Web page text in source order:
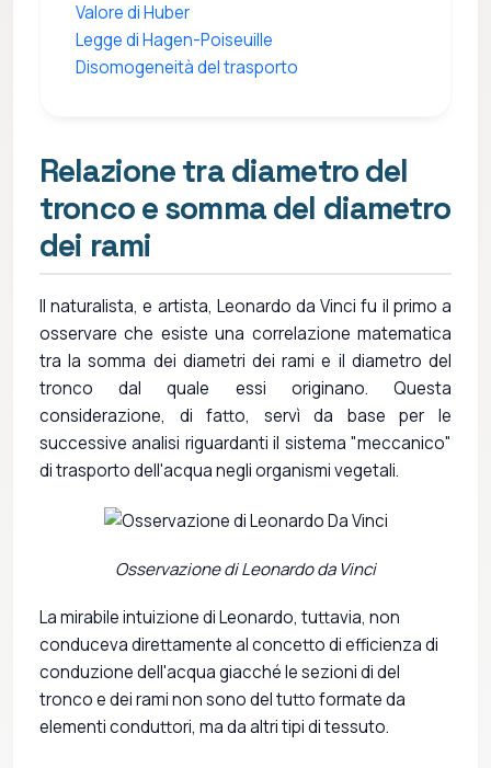
Valore di Huber
Legge di Hagen-Poiseuille
Disomogeneità del trasporto
Relazione tra diametro del
tronco e somma del diametro
dei rami
Il naturalista, e artista, Leonardo da Vinci fu il primo a
osservare che esiste una correlazione matematica
tra la somma dei diametri dei rami e il diametro del
tronco dal quale essi originano. Questa
considerazione, di fatto, servì da base per le
successive analisi riguardanti il sistema "meccanico"
di trasporto dell'acqua negli organismi vegetali.
Osservazione di Leonardo da Vinci
La mirabile intuizione di Leonardo, tuttavia, non
conduceva direttamente al concetto di efficienza di
conduzione dell'acqua giacché le sezioni di del
tronco e dei rami non sono del tutto formate da
elementi conduttori, ma da altri tipi di tessuto.